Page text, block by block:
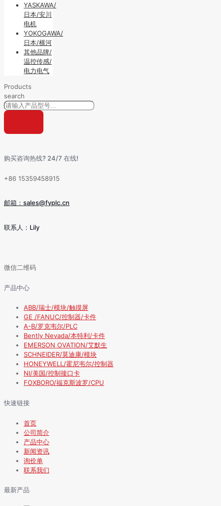
YASKAWA/
日本/安川
电机
YOKOGAWA/
日本/横河
其他品牌/
温控传感/
电力电气
Products
search
购买咨询热线? 24/7 在线!
+86 15359458915
邮箱：sales@fyplc.cn
联系人：Lily
微信二维码
产品中心
ABB/瑞士/模块/触摸屏
GE /FANUC/控制器/卡件
A-B/罗克韦尔/PLC
Bently Nevada/本特利/卡件
EMERSON OVATION/艾默生
SCHNEIDER/莫迪康/模块
HONEYWELL/霍尼韦尔/控制器
NI/美国/控制接口卡
FOXBORO/福克斯波罗/CPU
快速链接
首页
公司简介
产品中心
新闻资讯
询价单
联系我们
最新产品